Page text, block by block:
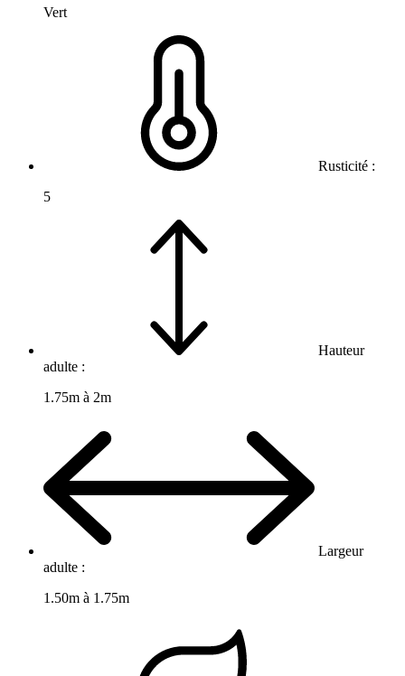
Vert
Rusticité :
5
Hauteur
adulte :
1.75m à 2m
Largeur
adulte :
1.50m à 1.75m